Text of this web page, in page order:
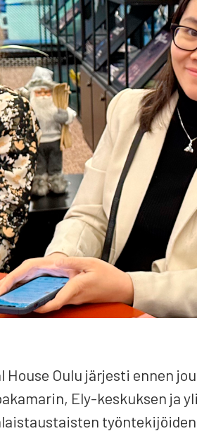
House Oulu jär­jes­ti ennen
Ely-kes­kuk­sen ja